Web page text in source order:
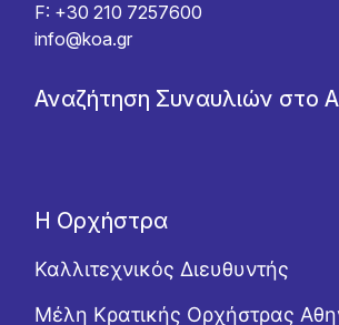
F: +30 210 7257600
info@koa.gr
Αναζήτηση Συναυλιών στο
Η Ορχήστρα
Καλλιτεχνικός Διευθυντής
Μέλη Κρατικής Ορχήστρας